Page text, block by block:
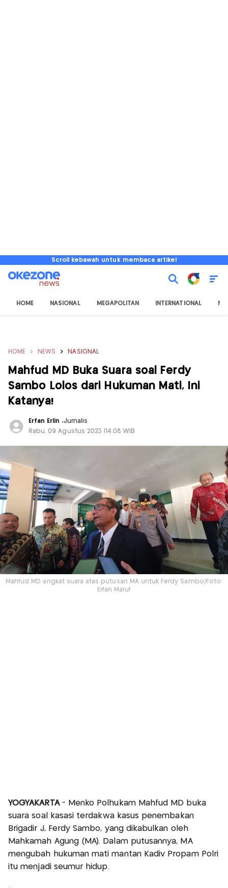
Scroll kebawah untuk membaca artikel
HOME NASIONAL MEGAPOLITAN INTERNATIONAL
HOME NEWS NASIONAL
Mahfud MD Buka Suara soal Ferdy
Sambo Lolos dari Hukuman Mati, Ini
Katanya!
Erfan Erlin ,Jurnalis
Rabu, 09 Agustus 2023 |14:08 WIB
Mahfud MD angkat suara atas putusan MA untuk Ferdy Sambo/Foto:
Erfan Maruf
YOGYAKARTA - Menko Polhukam Mahfud MD buka
suara soal kasasi terdakwa kasus penembakan
Brigadir J, Ferdy Sambo, yang dikabulkan oleh
Mahkamah Agung (MA). Dalam putusannya, MA
mengubah hukuman mati mantan Kadiv Propam Polri
itu menjadi seumur hidup.